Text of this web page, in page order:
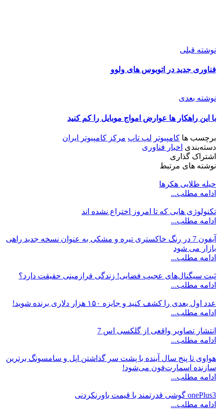
نوشته قبلی
فناوری جدید در اتوبوس‌ های ولوو
نوشته بعدی
با این راهکار ها عوارض امواج موبایل را کم کنید
برچسب ها کامپیوتر لپ تاپ مرکز کامپیوتر ایران
دسته‌بندی اخبار فناوری
اشتراک گذاری
نوشته های مرتبط
حیله طلایی هکرها
ادامه مطلب...
تکنولوژی هایی که تا امروز اختراع نشده اند
ادامه مطلب...
آیفون 7 در رنگ خاکستری تیره و مشکی به عنوان نسخه جدید راهی
بازار می شود
ادامه مطلب...
ثبت سیگنال‌های عجیب فضایی! زندگی فرازمینی حقیقت دارد؟
ادامه مطلب...
عدد اول بعدی را کشف کنید و جایزه ۱۵۰ هزار دلاری برنده شوید!
ادامه مطلب...
انتشار تصاویر واقعی از گلکسی اس 7
ادامه مطلب...
هواوی تا پنج سال آینده با پشت سر گذاشتن اپل و سامسونگ برترین
سازنده اسمارت‌فون می‌شود!
ادامه مطلب...
onePlus3 گوشی قدرتمند با قیمت باورنکردنی
ادامه مطلب...